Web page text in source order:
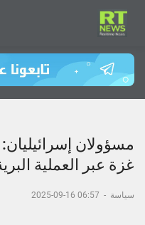
مسؤولان
غزة عبر العملية
سياسة -
06:57 16-09-2025